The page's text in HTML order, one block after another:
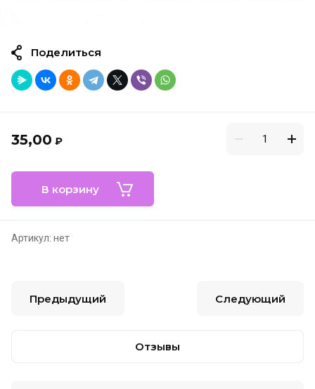
35,00 ₽
В корзину
Артикул: нет
Поделиться
Предыдущий Следующий
Отзывы